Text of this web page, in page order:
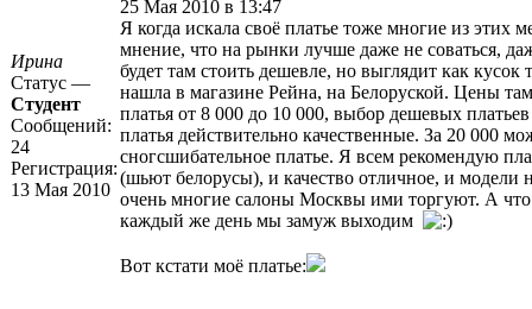
Ирина
Статус —
Студент
Сообщений:
24
Регистрация:
13 Мая 2010
25 Мая 2010 в 13:47
Я когда искала своё платье тоже многие из этих
мнение, что на рынки лучше даже не соваться,
будет там стоить дешевле, но выглядит как кусок
нашла в магазине Рейна, на Белоруской. Цены
платья от 8 000 до 10 000, выбор дешевых
платья действительно качественные. За 20 000
сногсшибательное платье. Я всем рекомендую
(шьют белорусы), и качество отличное, и модели
очень многие салоны Москвы ими торгуют. А что
каждый же день мы замуж выходим
Вот кстати моё платье: